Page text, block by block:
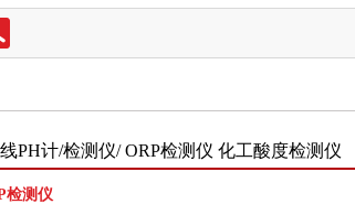
PH计/检测仪/ ORP检测仪 化工酸度检测仪
检测仪